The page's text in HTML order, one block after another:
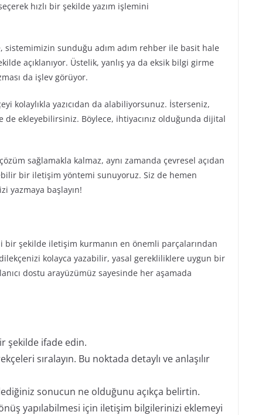
hızlı bir şekilde yazım işlemini
sistemimizin sunduğu adım adım rehber ile basit hale
açıklanıyor. Üstelik, yanlış ya da eksik bilgi girme
da işlev görüyor.
kolaylıkla yazıcıdan da alabiliyorsunuz. İsterseniz,
ekleyebilirsiniz. Böylece, ihtiyacınız olduğunda dijital
sağlamakla kalmaz, aynı zamanda çevresel açıdan
bir iletişim yöntemi sunuyoruz. Siz de hemen
yazmaya başlayın!
şekilde iletişim kurmanın en önemli parçalarından
kolayca yazabilir, yasal gerekliliklere uygun bir
dostu arayüzümüz sayesinde her aşamada
şekilde ifade edin.
sıralayın. Bu noktada detaylı ve anlaşılır
sonucun ne olduğunu açıkça belirtin.
yapılabilmesi için iletişim bilgilerinizi eklemeyi